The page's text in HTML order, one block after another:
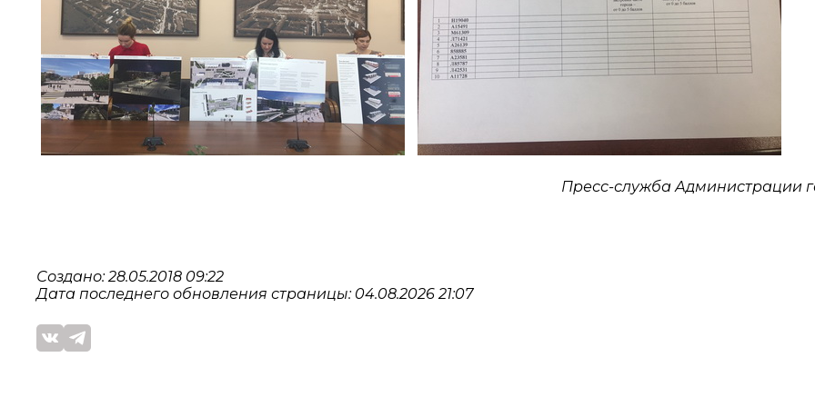
Пресс-служба Администрации
Создано: 28.05.2018 09:22
Дата последнего обновления страницы: 04.08.2026 21:07